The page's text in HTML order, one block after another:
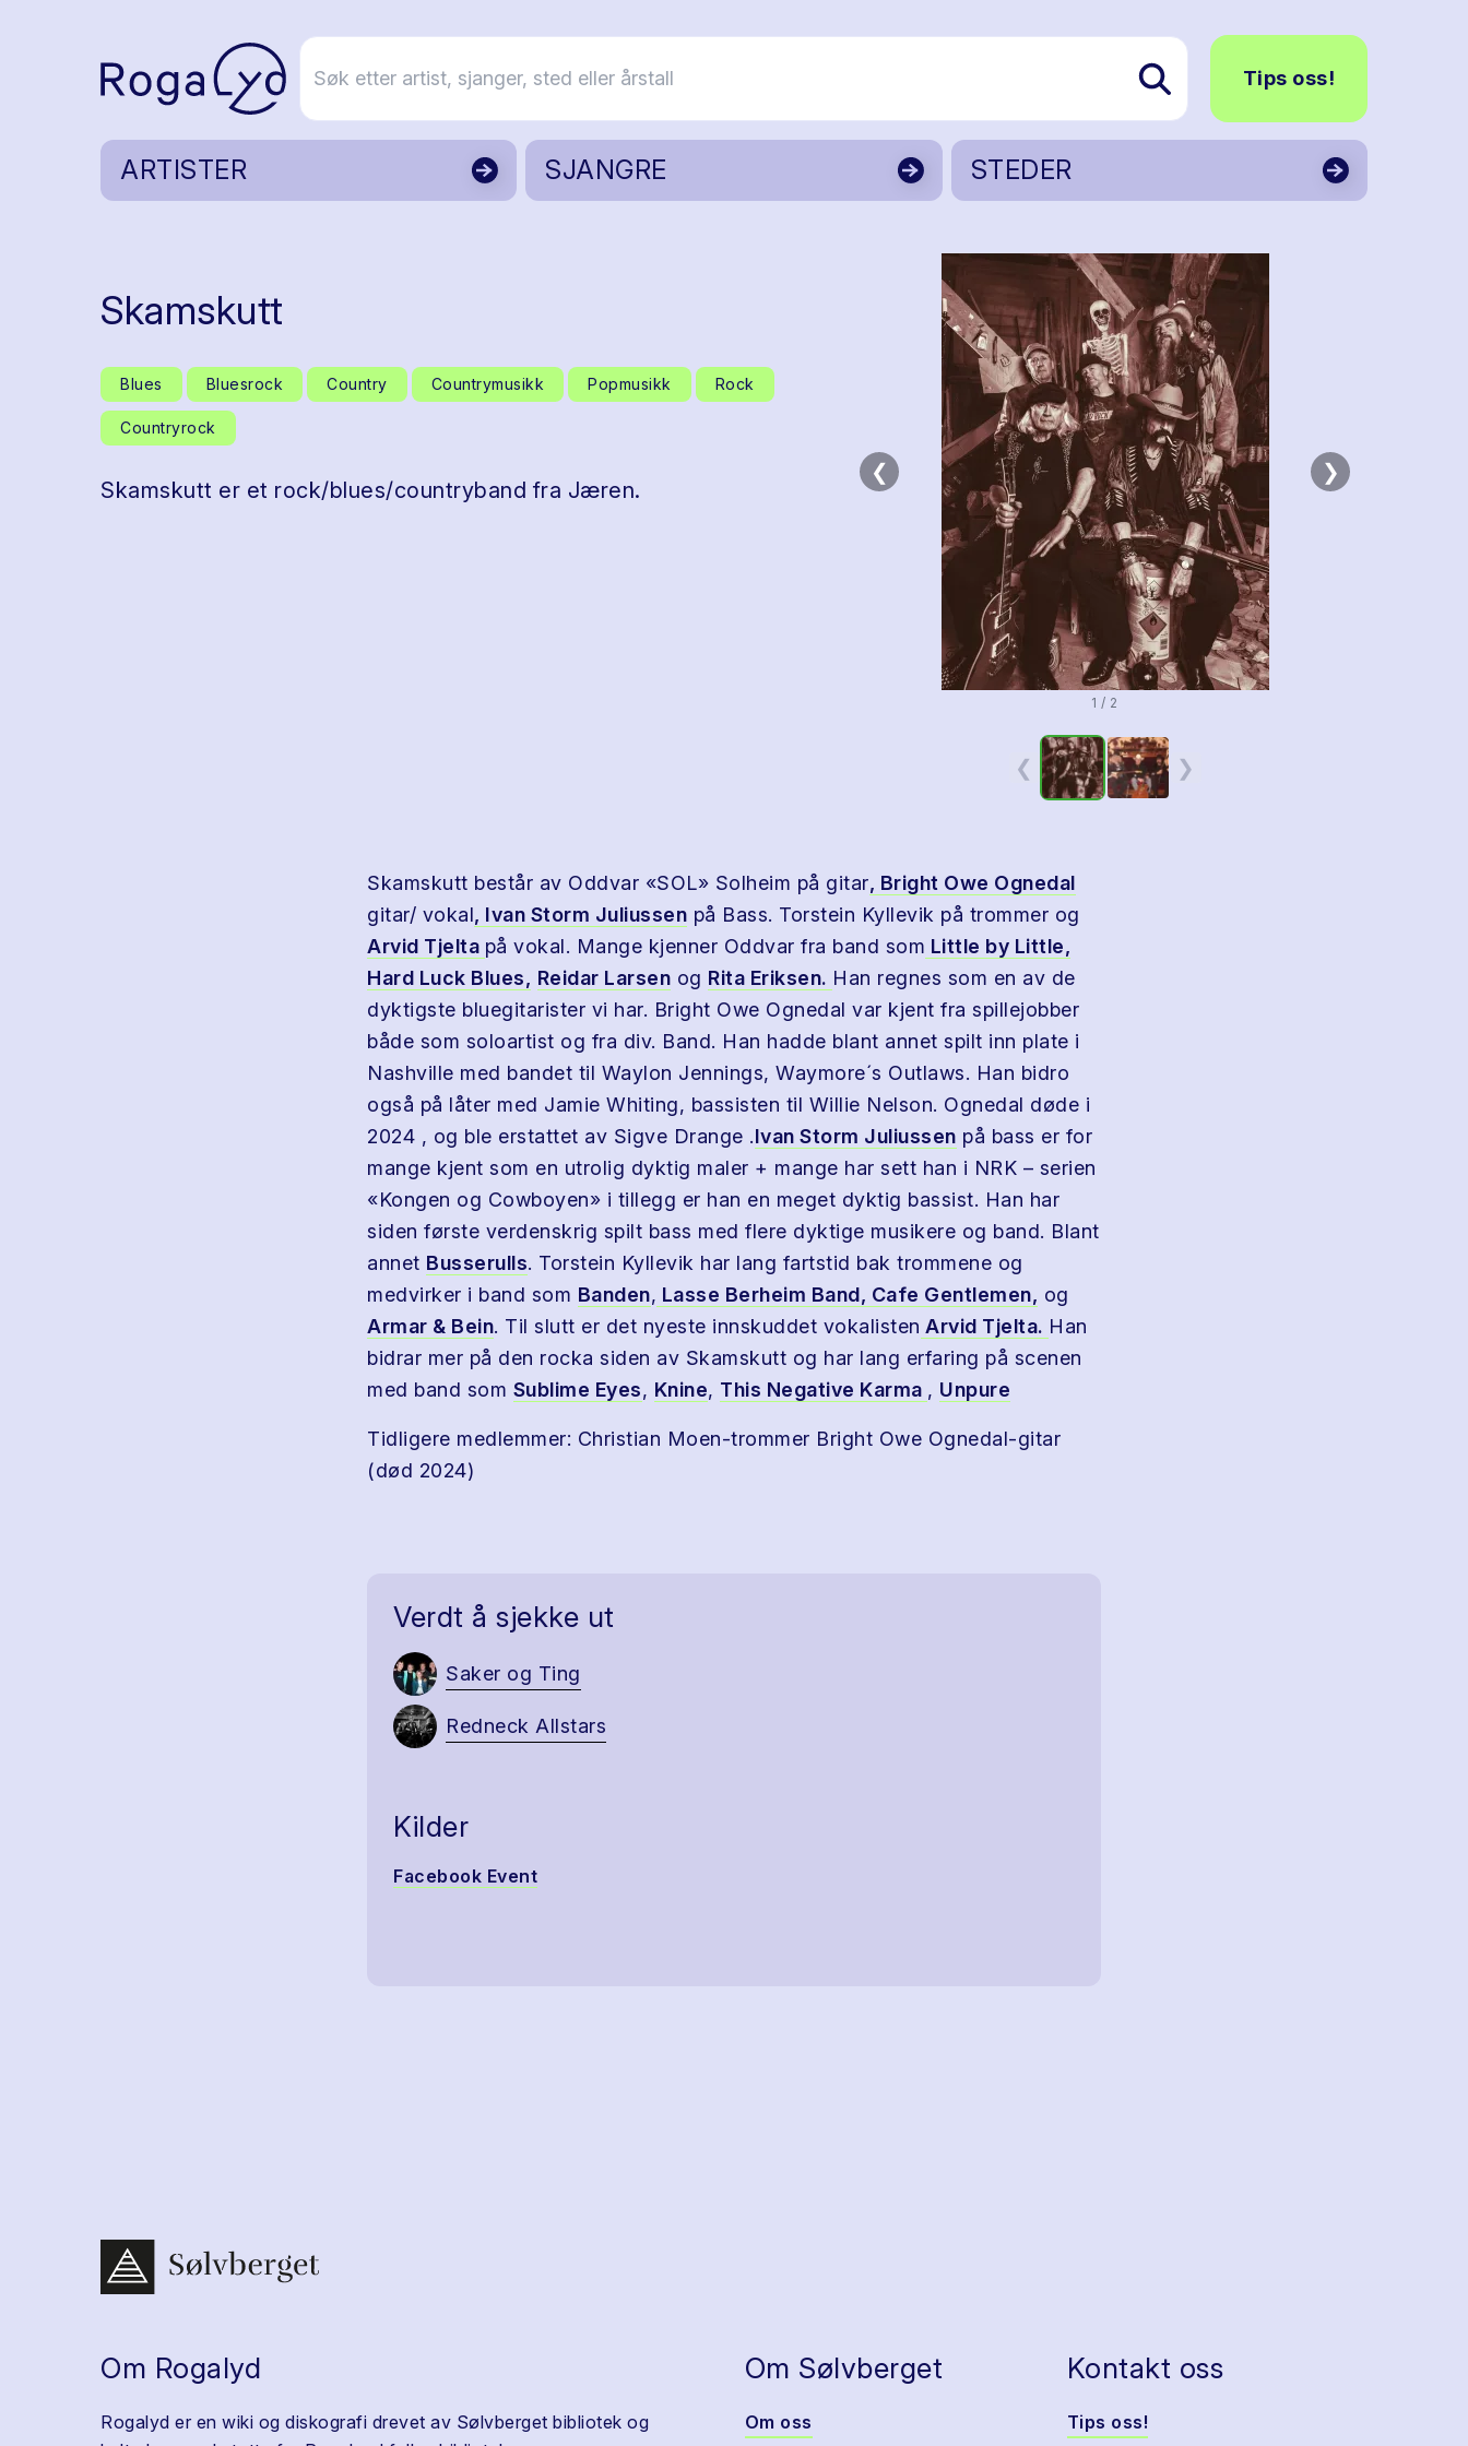
Tips oss!
ARTISTER SJANGRE STEDER
Skamskutt
Blues Bluesrock Country Countrymusikk Popmusikk Rock
Countryrock
Skamskutt er et rock/blues/countryband fra Jæren.
❮ ❯
1 / 2
❮ ❯
Skamskutt består av Oddvar «SOL» Solheim på gitar, Bright Owe Ognedal
gitar/ vokal, Ivan Storm Juliussen på Bass. Torstein Kyllevik på trommer og
Arvid Tjelta på vokal. Mange kjenner Oddvar fra band som Little by Little,
Hard Luck Blues, Reidar Larsen og Rita Eriksen. Han regnes som en av de
dyktigste bluegitarister vi har. Bright Owe Ognedal var kjent fra spillejobber
både som soloartist og fra div. Band. Han hadde blant annet spilt inn plate i
Nashville med bandet til Waylon Jennings, Waymore´s Outlaws. Han bidro
også på låter med Jamie Whiting, bassisten til Willie Nelson. Ognedal døde i
2024 , og ble erstattet av Sigve Drange .Ivan Storm Juliussen på bass er for
mange kjent som en utrolig dyktig maler + mange har sett han i NRK – serien
«Kongen og Cowboyen» i tillegg er han en meget dyktig bassist. Han har
siden første verdenskrig spilt bass med flere dyktige musikere og band. Blant
annet Busserulls. Torstein Kyllevik har lang fartstid bak trommene og
medvirker i band som Banden, Lasse Berheim Band, Cafe Gentlemen, og
Armar & Bein. Til slutt er det nyeste innskuddet vokalisten Arvid Tjelta. Han
bidrar mer på den rocka siden av Skamskutt og har lang erfaring på scenen
med band som Sublime Eyes, Knine, This Negative Karma , Unpure
Tidligere medlemmer: Christian Moen-trommer Bright Owe Ognedal-gitar
(død 2024)
Verdt å sjekke ut
Saker og Ting
Redneck Allstars
Kilder
Facebook Event
Om Rogalyd
Rogalyd er en wiki og diskografi drevet av Sølvberget bibliotek og
Om Sølvberget
Om oss
Kontakt oss
Tips oss!